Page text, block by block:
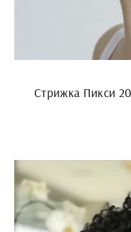
Стрижка Пикси